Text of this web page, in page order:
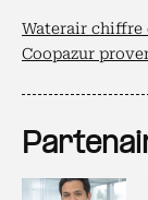
Waterair chiffre
Coopazur